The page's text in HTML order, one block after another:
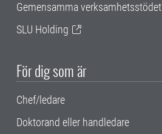
Gemensamma verksamhetsstödet
SLU Holding
För dig som är
Chef/ledare
Doktorand eller handledare